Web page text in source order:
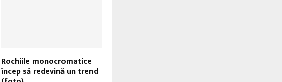
Rochiile monocromatice
încep să redevină un trend